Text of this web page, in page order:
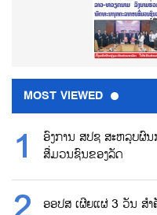
MOST VIEWED
ອົງການ ສປຊ ສະຫລຸບຜົ
ສື່ມວນຊົນຂອງລັດ
ອອປສ ເຜີຍແຜ່ 3 ວັນ ສ